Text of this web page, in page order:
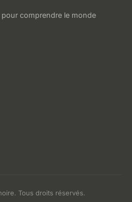
comprendre le monde
Tous droits réservés.